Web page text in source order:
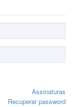
Assinaturas
Recuperar password